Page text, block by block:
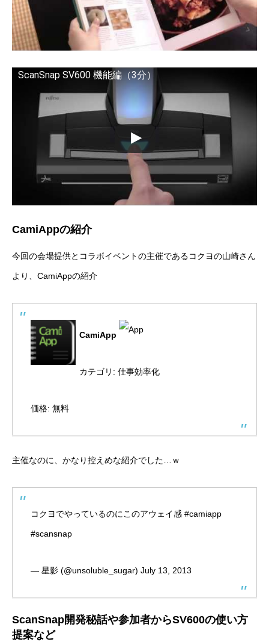
ScanSnap SV600 機能編（3分）
CamiAppの紹介
今回の会場提供とコラボイベントの主催であるコクヨの山崎さん
より、CamiAppの紹介
CamiApp
カテゴリ: 仕事効率化
価格: 無料
主催なのに、かなり控えめな紹介でした…ｗ
コクヨでやっているのにこのアウェイ感 #camiapp
#scansnap
— 星影 (@unsoluble_sugar) July 13, 2013
ScanSnap開発秘話や参加者からSV600の使い方
提案など